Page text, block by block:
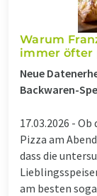
Warum
immer öfter
Neue
Backwaren-
17.03.2026 - Ob
Pizza am
dass die
am besten